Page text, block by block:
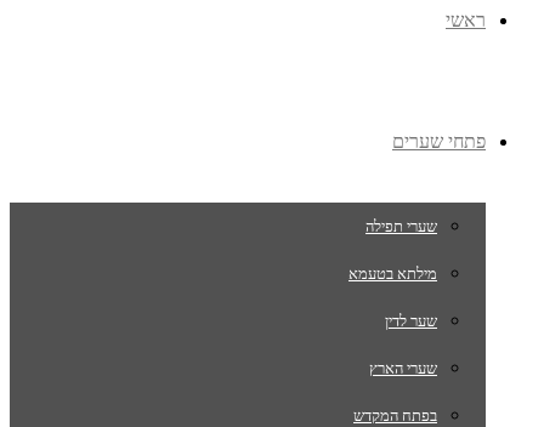
ראשי
פתחי שערים
שערי תפילה
מילתא בטעמא
שער לדין
שערי הארץ
בפתח המקדש